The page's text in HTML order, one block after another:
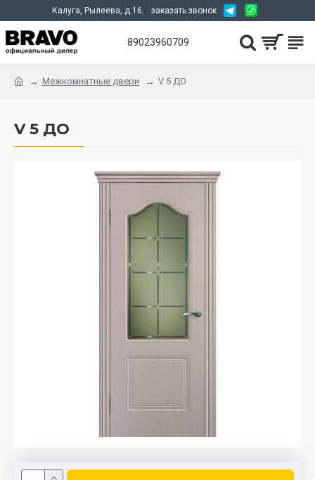
Калуга, Рылеева, д.16. заказать звонок
89023960709
Межкомнатные двери V 5 ДО
V 5 ДО